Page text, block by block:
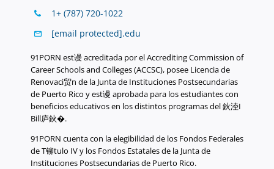
1+ (787) 720-1022
[email protected].edu
91PORN est谩 acreditada por el Accrediting Commission of
Career Schools and Colleges (ACCSC), posee Licencia de
Renovaci贸n de la Junta de Instituciones Postsecundarias
de Puerto Rico y est谩 aprobada para los estudiantes con
beneficios educativos en los distintos programas del 鈥淕I
Bill庐鈥�.
91PORN cuenta con la elegibilidad de los Fondos Federales
de T铆tulo IV y los Fondos Estatales de la Junta de
Instituciones Postsecundarias de Puerto Rico.